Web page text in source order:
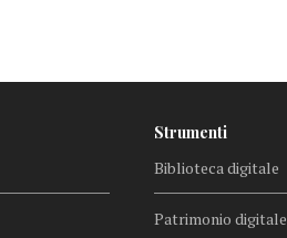
Strumenti
Biblioteca digitale
Patrimonio digitale